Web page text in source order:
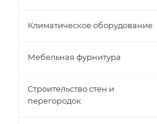
Климатическое оборудование
Мебельная фурнитура
Строительство стен и
перегородок